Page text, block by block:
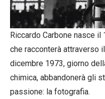
Riccardo Carbone nasce
che racconterà attraverso
dicembre 1973, giorno
chimica, abbandonerà gli
passione: la fotografia.